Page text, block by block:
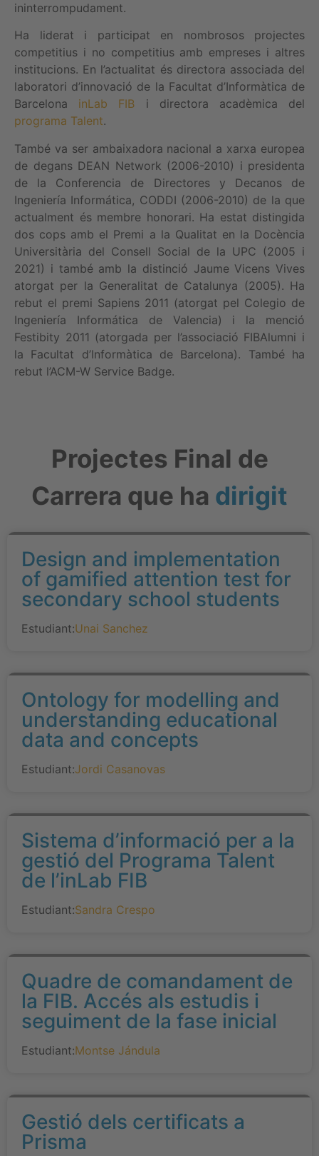
ininterrompudament.
Ha liderat i participat en nombrosos projectes
competitius i no competitius amb empreses i altres
institucions. En l’actualitat és directora associada del
laboratori d’innovació de la Facultat d’Informàtica de
Barcelona inLab FIB i directora acadèmica del
programa Talent.
També va ser ambaixadora nacional a xarxa europea
de degans DEAN Network (2006-2010) i presidenta
de la Conferencia de Directores y Decanos de
Ingeniería Informática, CODDI (2006-2010) de la que
actualment és membre honorari. Ha estat distingida
dos cops amb el Premi a la Qualitat en la Docència
Universitària del Consell Social de la UPC (2005 i
2021) i també amb la distinció Jaume Vicens Vives
atorgat per la Generalitat de Catalunya (2005). Ha
rebut el premi Sapiens 2011 (atorgat pel Colegio de
Ingeniería Informática de Valencia) i la menció
Festibity 2011 (atorgada per l’associació FIBAlumni i
la Facultat d’Informàtica de Barcelona). També ha
rebut l’ACM-W Service Badge.
Projectes Final de
Carrera que ha dirigit
Design and implementation
of gamified attention test for
secondary school students
Estudiant:Unai Sanchez
Ontology for modelling and
understanding educational
data and concepts
Estudiant:Jordi Casanovas
Sistema d’informació per a la
gestió del Programa Talent
de l’inLab FIB
Estudiant:Sandra Crespo
Quadre de comandament de
la FIB. Accés als estudis i
seguiment de la fase inicial
Estudiant:Montse Jándula
Gestió dels certificats a
Prisma